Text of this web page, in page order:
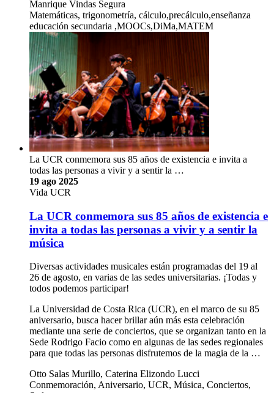
Manrique Vindas Segura
Matemáticas, trigonometría, cálculo,precálculo,enseñanza
educación secundaria ,MOOCs,DiMa,MATEM
La UCR conmemora sus 85 años de existencia e invita a
todas las personas a vivir y a sentir la …
19 ago 2025
Vida UCR
La UCR conmemora sus 85 años de existencia e
invita a todas las personas a vivir y a sentir la
música
Diversas actividades musicales están programadas del 19 al
26 de agosto, en varias de las sedes universitarias. ¡Todas y
todos podemos participar!
La Universidad de Costa Rica (UCR), en el marco de su 85
aniversario, busca hacer brillar aún más esta celebración
mediante una serie de conciertos, que se organizan tanto en la
Sede Rodrigo Facio como en algunas de las sedes regionales
para que todas las personas disfrutemos de la magia de la …
Otto Salas Murillo, Caterina Elizondo Lucci
Conmemoración, Aniversario, UCR, Música, Conciertos,